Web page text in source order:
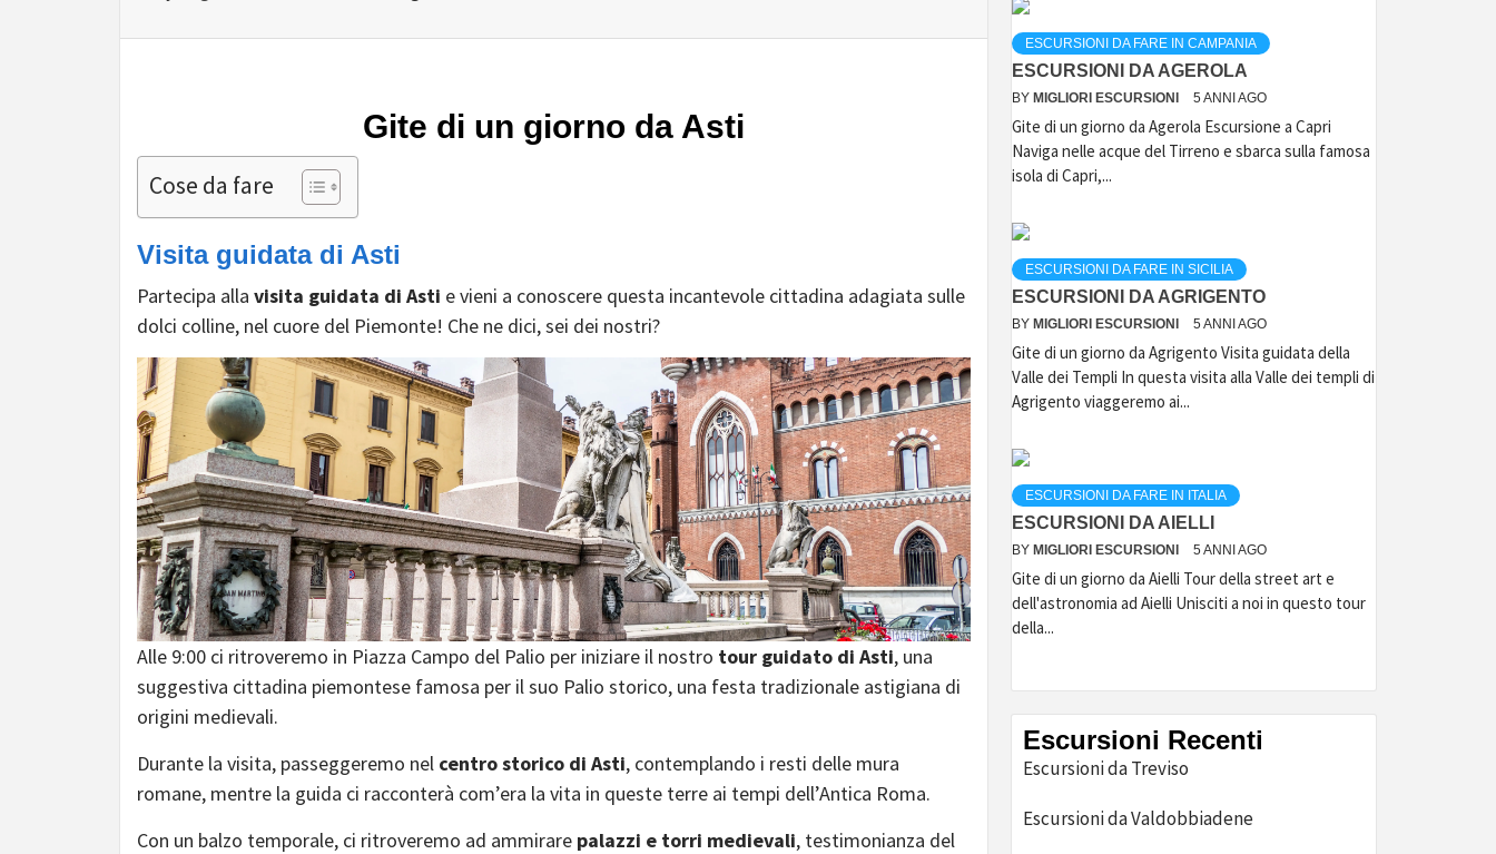
Gite di un giorno da Asti
Cose da fare
Visita guidata di Asti
Partecipa alla visita guidata di Asti e vieni a conoscere questa incantevole cittadina adagiata sulle
dolci colline, nel cuore del Piemonte! Che ne dici, sei dei nostri?
Alle 9:00 ci ritroveremo in Piazza Campo del Palio per iniziare il nostro tour guidato di Asti, una
suggestiva cittadina piemontese famosa per il suo Palio storico, una festa tradizionale astigiana di
origini medievali.
Durante la visita, passeggeremo nel centro storico di Asti, contemplando i resti delle mura
romane, mentre la guida ci racconterà com’era la vita in queste terre ai tempi dell’Antica Roma.
Con un balzo temporale, ci ritroveremo ad ammirare palazzi e torri medievali, testimonianza del
ESCURSIONI DA FARE IN CAMPANIA
ESCURSIONI DA AGEROLA
BY MIGLIORI ESCURSIONI 5 ANNI AGO
Gite di un giorno da Agerola Escursione a Capri
Naviga nelle acque del Tirreno e sbarca sulla famosa
isola di Capri,...
ESCURSIONI DA FARE IN SICILIA
ESCURSIONI DA AGRIGENTO
BY MIGLIORI ESCURSIONI 5 ANNI AGO
Gite di un giorno da Agrigento Visita guidata della
Valle dei Templi In questa visita alla Valle dei templi di
Agrigento viaggeremo ai...
ESCURSIONI DA FARE IN ITALIA
ESCURSIONI DA AIELLI
BY MIGLIORI ESCURSIONI 5 ANNI AGO
Gite di un giorno da Aielli Tour della street art e
dell'astronomia ad Aielli Unisciti a noi in questo tour
della...
Escursioni Recenti
Escursioni da Treviso
Escursioni da Valdobbiadene